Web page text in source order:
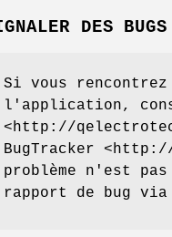
DES BUGS
Si vous rencontrez
l'application,
<http://
BugTracker
problème n'est
rapport de bug via